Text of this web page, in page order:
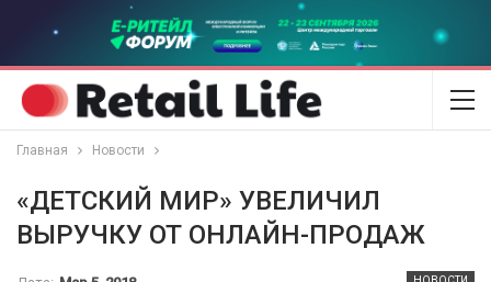
Главная Новости
«ДЕТСКИЙ МИР» УВЕЛИЧИЛ
ВЫРУЧКУ ОТ ОНЛАЙН-ПРОДАЖ